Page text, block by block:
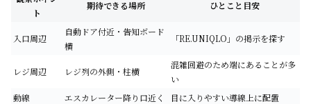
ト
期待できる場所 ひとこと目安
入口周辺
自動ドア付近・告知ボード
横
「RE.UNIQLO」の掲示を探す
レジ周辺 レジ列の外側・柱横
混雑回避のため端にあることが多
い
動線
エスカレーター降り口近く
目に入りやすい導線上に配置